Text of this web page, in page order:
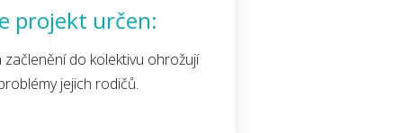
projekt určen:
začlenění do kolektivu ohrožují
jejich rodičů.